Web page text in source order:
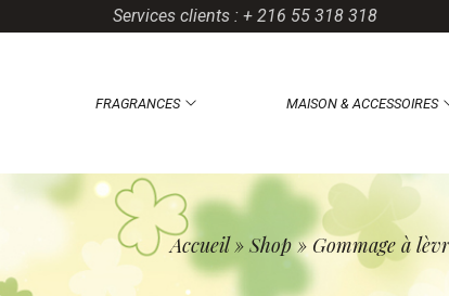
Services clients : + 216 55 318 318
FRAGRANCES MAISON & ACCESSOIRES
Accueil»Shop»Gommage à